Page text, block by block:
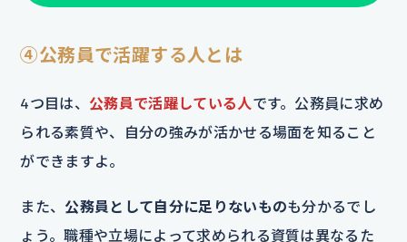
④公務員で活躍する人とは
4つ目は、 公務員で活躍している人 です。公務員に求め
られる素質や、自分の強みが活かせる場面を知ること
ができますよ。
また、 公務員として自分に足りないものも分かるでし
ょう。職種や立場によって求められる資質は異なるた